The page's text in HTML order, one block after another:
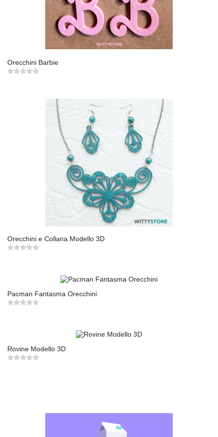
Orecchini Barbie
Orecchini e Collana Modello 3D
Pacman Fantasma Orecchini
Rovine Modello 3D